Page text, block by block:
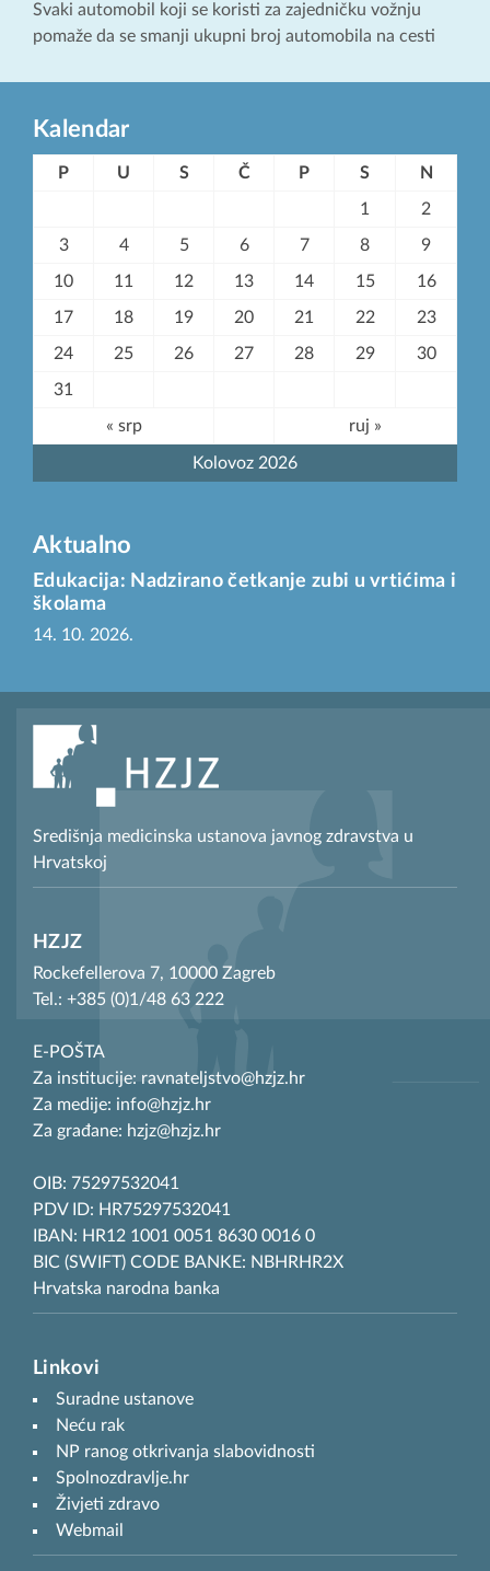
Svaki automobil koji se koristi za zajedničku vožnju
pomaže da se smanji ukupni broj automobila na cesti
Kalendar
Kolovoz 2026
P U S Č P S N
1 2
3 4 5 6 7 8 9
10 11 12 13 14 15 16
17 18 19 20 21 22 23
24 25 26 27 28 29 30
31
« srp ruj »
Aktualno
Edukacija: Nadzirano četkanje zubi u vrtićima i
školama
14. 10. 2026.
Središnja medicinska ustanova javnog zdravstva u
Hrvatskoj
HZJZ
Rockefellerova 7, 10000 Zagreb
Tel.: +385 (0)1/48 63 222
E-POŠTA
Za institucije: ravnateljstvo@hzjz.hr
Za medije: info@hzjz.hr
Za građane: hzjz@hzjz.hr
OIB: 75297532041
PDV ID: HR75297532041
IBAN: HR12 1001 0051 8630 0016 0
BIC (SWIFT) CODE BANKE: NBHRHR2X
Hrvatska narodna banka
Linkovi
Suradne ustanove
Neću rak
NP ranog otkrivanja slabovidnosti
Spolnozdravlje.hr
Živjeti zdravo
Webmail